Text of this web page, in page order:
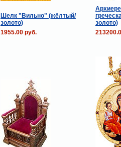
Шелк "Вильно" (жёлтый/
золото)
золото)
1955.00 руб.